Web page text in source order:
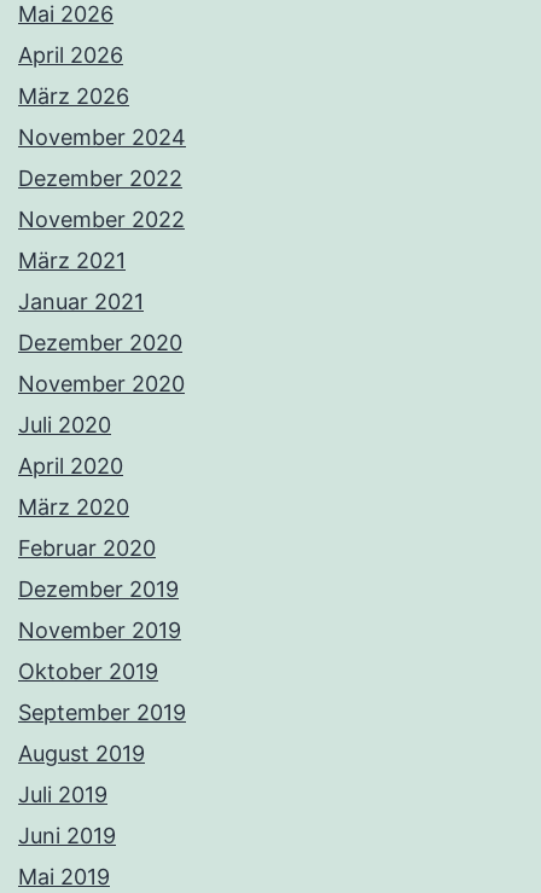
Mai 2026
April 2026
März 2026
November 2024
Dezember 2022
November 2022
März 2021
Januar 2021
Dezember 2020
November 2020
Juli 2020
April 2020
März 2020
Februar 2020
Dezember 2019
November 2019
Oktober 2019
September 2019
August 2019
Juli 2019
Juni 2019
Mai 2019